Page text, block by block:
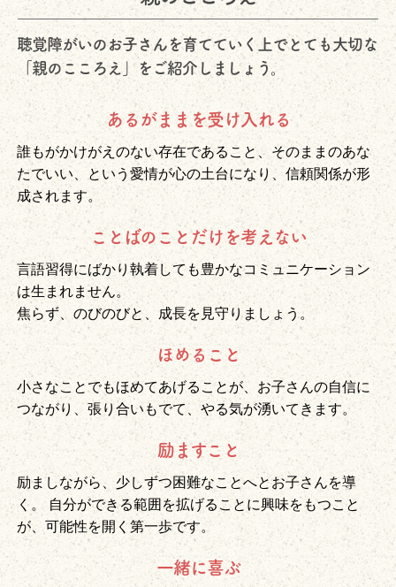
聴覚障がいのお子さんを育てていく上でとても大切な
「親のこころえ」をご紹介しましょう。
あるがままを受け入れる
誰もがかけがえのない存在であること、そのままのあな
たでいい、という愛情が心の土台になり、信頼関係が形
成されます。
ことばのことだけを考えない
言語習得にばかり執着しても豊かなコミュニケーション
は生まれません。
焦らず、のびのびと、成長を見守りましょう。
ほめること
小さなことでもほめてあげることが、お子さんの自信に
つながり、張り合いもでて、やる気が湧いてきます。
励ますこと
励ましながら、少しずつ困難なことへとお子さんを導
く。 自分ができる範囲を拡げることに興味をもつこと
が、可能性を開く第一歩です。
一緒に喜ぶ